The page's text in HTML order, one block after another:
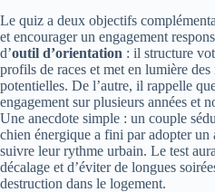
Le quiz a deux objectifs
et encourager un engagement
d’outil d’orientation : il structure
profils de races et met en lumière
potentielles. De l’autre, il rappelle
engagement sur plusieurs années et
Une anecdote simple : un couple
chien énergique a fini par adopter un
suivre leur rythme urbain. Le test
décalage et d’éviter de longues
destruction dans le logement.